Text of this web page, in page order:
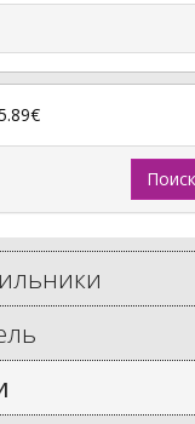
Поиск